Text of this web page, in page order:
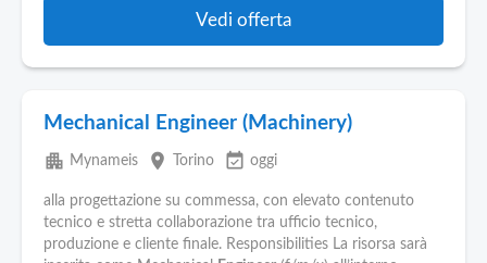
Aziende
Vedi offerta
Mechanical Engineer (Machinery)
apartment Mynameis place Torino event_available oggi
alla progettazione su commessa, con elevato contenuto
tecnico e stretta collaborazione tra ufficio tecnico,
produzione e cliente finale. Responsibilities La risorsa sarà